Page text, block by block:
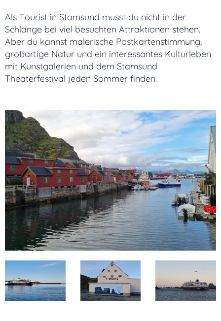
Als Tourist in Stamsund musst du nicht in der
Schlange bei viel besuchten Attraktionen stehen.
Aber du kannst malerische Postkartenstimmung,
großartige Natur und ein interessantes Kulturleben
mit Kunstgalerien und dem Stamsund
Theaterfestival jeden Sommer finden.